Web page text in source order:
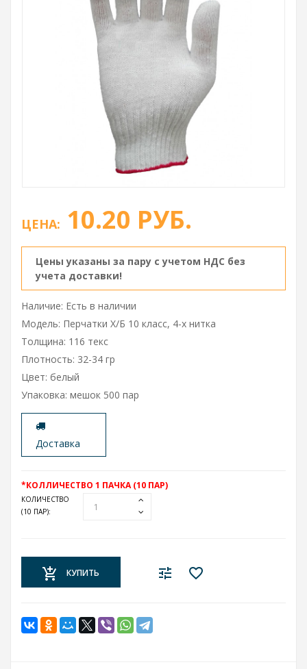
ЦЕНА: 10.20 РУБ.
Цены указаны за пару с учетом НДС без
учета доставки!
Наличие: Есть в наличии
Модель: Перчатки Х/Б 10 класс, 4-х нитка
Толщина: 116 текс
Плотность: 32-34 гр
Цвет: белый
Упаковка: мешок 500 пар
Доставка
*КОЛЛИЧЕСТВО 1 ПАЧКА (10 ПАР)
КОЛИЧЕСТВО
(10 ПАР):
КУПИТЬ